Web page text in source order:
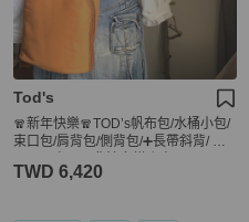
Tod's
🧣新年快樂🧣TOD’s帆布包/水桶小包/
束口包/肩背包/側背包/➕長帶斜背/ 🌠
TWD 6,420